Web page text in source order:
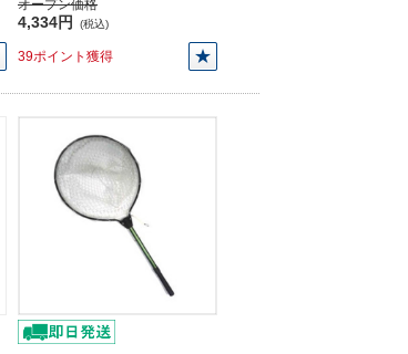
オープン価格
4,334円 (税込)
39ポイント獲得